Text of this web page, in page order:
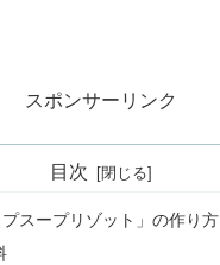
スポンサーリンク
目次
プスープリゾット」の作り方